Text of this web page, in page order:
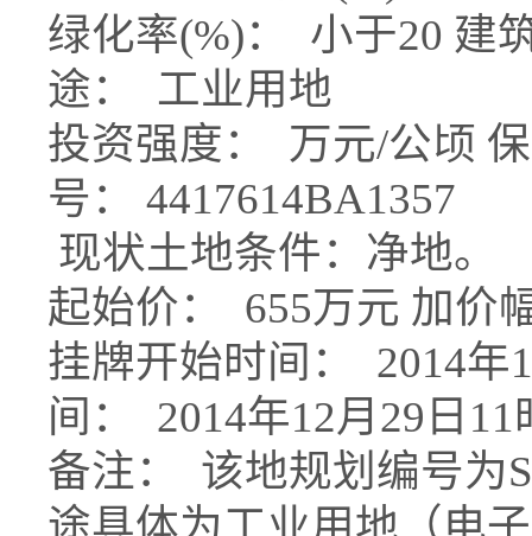
绿化率(%)： 小于20 建
途： 工业用地
投资强度： 万元/公顷
号： 4417614BA1357
现状土地条件：净地。
起始价： 655万元 加价
挂牌开始时间： 2014年
间： 2014年12月29日
备注： 该地规划编号为
途具体为工业用地（电